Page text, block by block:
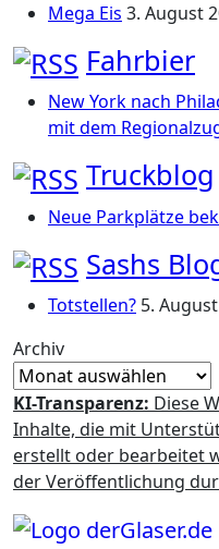
Mega Eis 3. August
Fahrbier
New York nach
mit dem
Truckblog
Neue Parkplätze
Sashs
Totstellen? 5.
Archiv
KI-Transparenz: Diese
Inhalte, die mit
erstellt oder bearbeitet
der Veröffentlichung